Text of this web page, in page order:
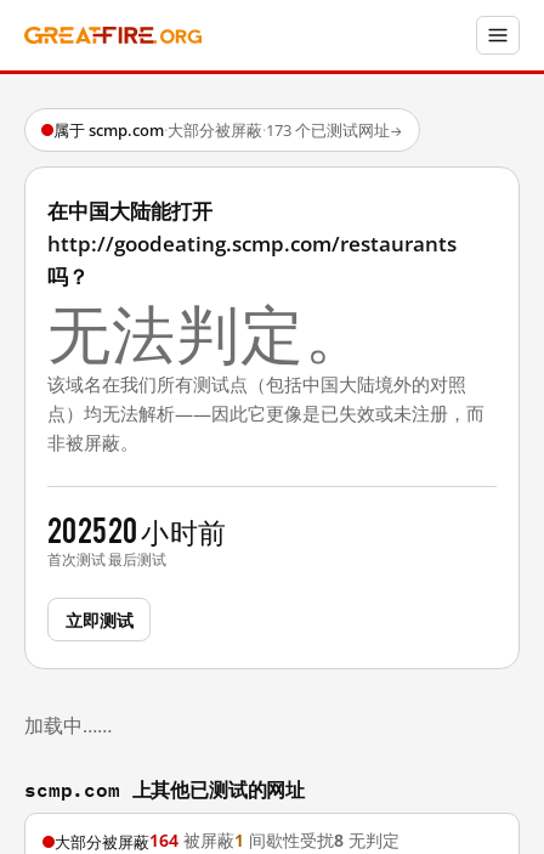
属于 scmp.com·大部分被屏蔽·173 个已测试网址→
在中国大陆能打开
http://goodeating.scmp.com/restaurants
吗？
无法判定。
该域名在我们所有测试点（包括中国大陆境外的对照
点）均无法解析——因此它更像是已失效或未注册，而
非被屏蔽。
2025
首次测试
20 小时前
最后测试
立即测试
加载中……
scmp.com 上其他已测试的网址
大部分被屏蔽164 被屏蔽1 间歇性受扰8 无判定